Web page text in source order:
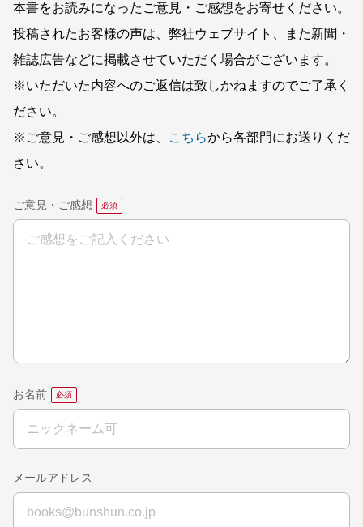
本書をお読みになったご意見・ご感想をお寄せください。
投稿されたお客様の声は、弊社ウェブサイト、また新聞・
雑誌広告などに掲載させていただく場合がございます。
※いただいた内容へのご返信は致しかねますのでご了承く
ださい。
※ご意見・ご感想以外は、
こちらから各部門にお送りくだ
さい。
ご意見・ご感想
お名前
メールアドレス